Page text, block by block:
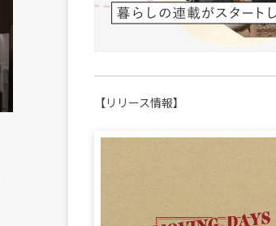
【リリース情報】